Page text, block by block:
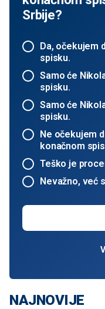
Srbije?
Da, očekujem
spisku.
Samo će
spisku.
Samo će
spisku.
Ne očekujem
konačnom
Teško je
Nevažno, već
NAJNOVIJE